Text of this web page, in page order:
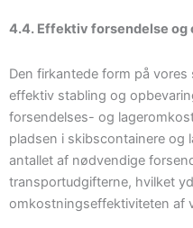
4.4. Effektiv forsendelse og
Den firkantede form på
effektiv stabling og
forsendelses- og
pladsen i skibscontainere og
antallet af nødvendige
transportudgifterne, hvilket
omkostningseffektiviteten af